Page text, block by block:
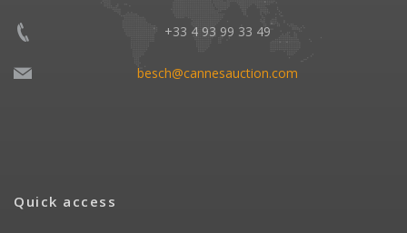
+33 4 93 99 33 49
besch@cannesauction.com
Quick access